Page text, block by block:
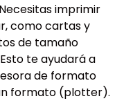
imprimir
como cartas y
de tamaño
te ayudará a
de formato
formato (plotter).